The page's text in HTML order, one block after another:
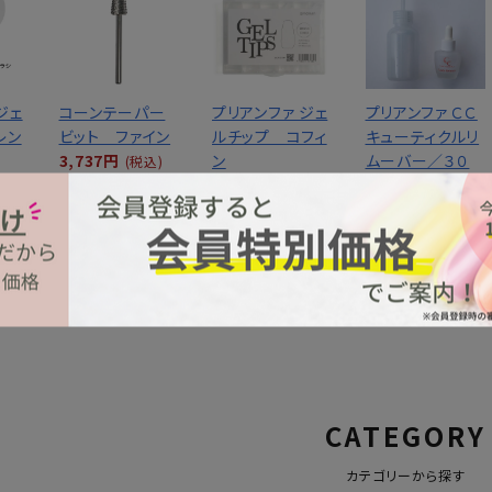
ェ
ン
コーンテーパー
ビット ファイン
3,737円 (税込)
プリアンファ ジェ
ルチップ コフィ
ン
プリアンファ ＣＣ
キューティクルリ
ムーバー／３０
ｍｌ 洗浄瓶付
(税込)
CATEGORY
カテゴリーから探す